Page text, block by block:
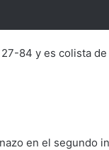
84 y es colista de
en el segundo